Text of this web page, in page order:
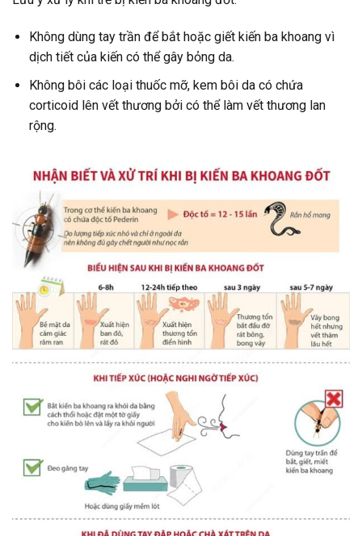
Không dùng tay trần để bắt hoặc giết kiến ba khoang vì
dịch tiết của kiến có thể gây bỏng da.
Không bôi các loại thuốc mỡ, kem bôi da có chứa
corticoid lên vết thương bởi có thể làm vết thương lan
rộng.